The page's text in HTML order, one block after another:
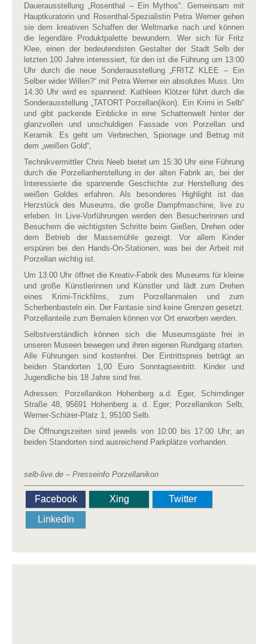
Dauerausstellung „Rosenthal – Ein Mythos“. Gemeinsam mit
Hauptkuratorin und Rosenthal-Spezialistin Petra Werner gehen
sie dem kreativen Schaffen der Weltmarke nach und können
die legendäre Produktpalette bewundern. Wer sich für Fritz
Klee, einen der bedeutendsten Gestalter der Stadt Selb der
letzten 100 Jahre interessiert, für den ist die Führung um 13:00
Uhr durch die neue Sonderausstellung „FRITZ KLEE – Ein
Selber wider Willen?“ mit Petra Werner ein absolutes Muss. Um
14:30 Uhr wird es spannend: Kathleen Klötzer führt durch die
Sonderausstellung „TATORT Porzellan(ikon). Ein Krimi in Selb“
und gibt packende Einblicke in eine Schattenwelt hinter der
glanzvollen und unschuldigen Fassade von Porzellan und
Keramik. Es geht um Verbrechen, Spionage und Betrug mit
dem „weißen Gold“,
Technikvermittler Chris Neeb bietet um 15:30 Uhr eine Führung
durch die Porzellanherstellung in der alten Fabrik an, bei der
Interessierte die spannende Geschichte zur Herstellung des
weißen Goldes erfahren. Als besonderes Highlight ist das
Herzstück des Museums, die große Dampfmaschine, live zu
erleben. In Live-Vorführungen werden den Besucherinnen und
Besuchern die wichtigsten Schritte beim Gießen, Drehen oder
dem Betrieb der Massemühle gezeigt. Vor allem Kinder
erspüren bei den Hands-On-Stationen, was bei der Arbeit mit
Porzellan wichtig ist.
Um 13:00 Uhr öffnet die Kreativ-Fabrik des Museums für kleine
und große Künstlerinnen und Künstler und lädt zum Drehen
eines Krimi-Trickfilms, zum Porzellanmalen und zum
Scherbenbasteln ein. Der Fantasie sind keine Grenzen gesetzt.
Porzellanteile zum Bemalen können vor Ort erworben werden.
Selbstverständlich können sich die Museumsgäste frei in
unseren Museen bewegen und ihren eigenen Rundgang starten.
Alle Führungen sind kostenfrei. Der Eintrittspreis beträgt an
beiden Standorten 1,00 Euro Sonntagseintritt. Kinder und
Jugendliche bis 18 Jahre sind frei.
Adressen: Porzellanikon Hohenberg a.d. Eger, Schirndinger
Straße 48, 95691 Hohenberg a. d. Eger; Porzellanikon Selb,
Werner-Schürer-Platz 1, 95100 Selb.
Die Öffnungszeiten sind jeweils von 10:00 bis 17:00 Uhr; an
beiden Standorten sind ausreichend Parkplätze vorhanden.
selb-live.de – Presseinfo Porzellanikon
Facebook Xing
Twitter
LinkedIn